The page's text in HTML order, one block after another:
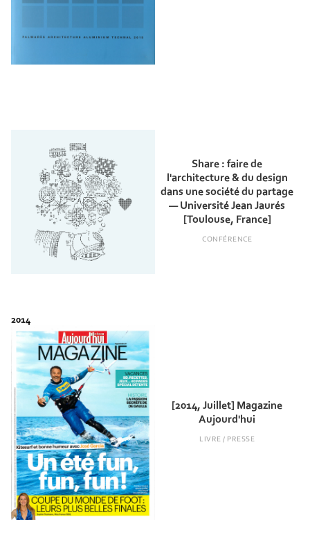
Share : faire de
l'architecture & du design
dans une société du partage
— Université Jean Jaurés
[Toulouse, France]
CONFÉRENCE
[2014, Juillet] Magazine
Aujourd'hui
LIVRE / PRESSE